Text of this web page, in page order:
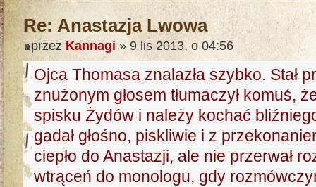
Re: Anastazja Lwowa
przez Kannagi » 9 lis 2013, o 04:56
Ojca Thomasa znalazła szybko. Stał
znużonym głosem tłumaczył komuś,
spisku Żydów i należy kochać
gadał głośno, piskliwie i z
ciepło do Anastazji, ale nie przerwał
wtrąceń do monologu, gdy